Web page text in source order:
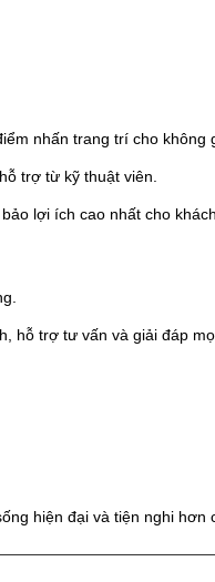
nhấn trang trí cho không
trợ từ kỹ thuật viên.
lợi ích cao nhất cho
hỗ trợ tư vấn và giải đáp
hiện đại và tiện nghi hơn